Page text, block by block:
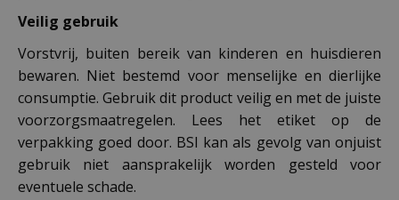
Veilig gebruik
Vorstvrij, buiten bereik van kinderen en huisdieren
bewaren. Niet bestemd voor menselijke en dierlijke
consumptie. Gebruik dit product veilig en met de juiste
voorzorgsmaatregelen. Lees het etiket op de
verpakking goed door. BSI kan als gevolg van onjuist
gebruik niet aansprakelijk worden gesteld voor
eventuele schade.